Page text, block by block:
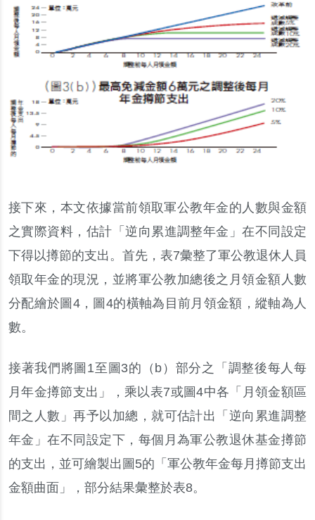
接下來 ， 本文依據當前領取軍公教年金的人數與金額
之實際資料 ， 估計 「逆向累進調整年金 」在不同設定
下得以撙節的支出 。 首先 ， 表7彙整了軍公教退休人員
領取年金的現況 ， 並將軍公教加總後之月領金額人數
分配繪於圖 4， 圖 4的橫軸為目前月領金額 ， 縱軸為人
數。
接著我們將圖 1至圖 3的 （ b ） 部分之 「 調整後每人每
月年金撙節支出 」， 乘以表7或圖4中各 「 月領金額區
間之人數 」再予以加總 ， 就可估計出 「 逆向累進調整
年金 」在不同設定下 ， 每個月為軍公教退休基金撙節
的支出 ， 並可繪製出圖 5的 「 軍公教年金每月撙節支出
金額曲面 」， 部分結果彙整於表8。